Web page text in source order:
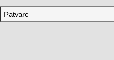
Patvarc